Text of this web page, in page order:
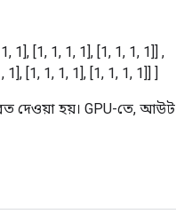
1], [1, 1, 1, 1], [1, 1, 1, 1]] ,
[1, 1, 1, 1], [1, 1, 1, 1]] ]
দেওয়া হয়। GPU-তে, আউট